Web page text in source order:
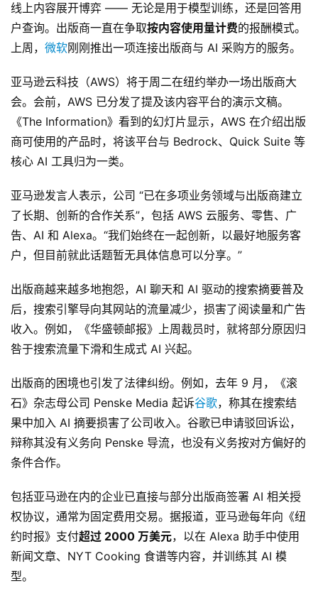
线上内容展开博弈 —— 无论是用于模型训练，还是回答用
户查询。出版商一直在争取按内容使用量计费的报酬模式。
上周， 微软刚刚推出一项连接出版商与 AI 采购方的服务。
亚马逊云科技（AWS）将于周二在纽约举办一场出版商大
会。会前，AWS 已分发了提及该内容平台的演示文稿。
《The Information》看到的幻灯片显示，AWS 在介绍出版
商可使用的产品时，将该平台与 Bedrock、Quick Suite 等
核心 AI 工具归为一类。
亚马逊发言人表示，公司 “已在多项业务领域与出版商建立
了长期、创新的合作关系”，包括 AWS 云服务、零售、广
告、AI 和 Alexa。“我们始终在一起创新，以最好地服务客
户，但目前就此话题暂无具体信息可以分享。”
出版商越来越多地抱怨，AI 聊天和 AI 驱动的搜索摘要普及
后，搜索引擎导向其网站的流量减少，损害了阅读量和广告
收入。例如，《华盛顿邮报》上周裁员时，就将部分原因归
咎于搜索流量下滑和生成式 AI 兴起。
出版商的困境也引发了法律纠纷。例如，去年 9 月，《滚
石》杂志母公司 Penske Media 起诉谷歌，称其在搜索结
果中加入 AI 摘要损害了公司收入。谷歌已申请驳回诉讼，
辩称其没有义务向 Penske 导流，也没有义务按对方偏好的
条件合作。
包括亚马逊在内的企业已直接与部分出版商签署 AI 相关授
权协议，通常为固定费用交易。据报道，亚马逊每年向《纽
约时报》支付超过 2000 万美元，以在 Alexa 助手中使用
新闻文章、NYT Cooking 食谱等内容，并训练其 AI 模
型。